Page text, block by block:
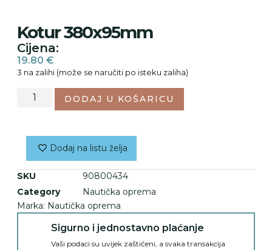
Kotur 380x95mm
Cijena:
19.80 €
3 na zalihi (može se naručiti po isteku zaliha)
DODAJ U KOŠARICU
Dodaj na listu želja
SKU
90800434
Category
Nautička oprema
Marka: Nautička oprema
Sigurno i jednostavno plaćanje
Vaši podaci su uvijek zaštićeni, a svaka transakcija